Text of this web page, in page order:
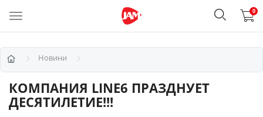
0
Новини
КОМПАНИЯ LINE6 ПРАЗДНУЕТ
ДЕСЯТИЛЕТИЕ!!!